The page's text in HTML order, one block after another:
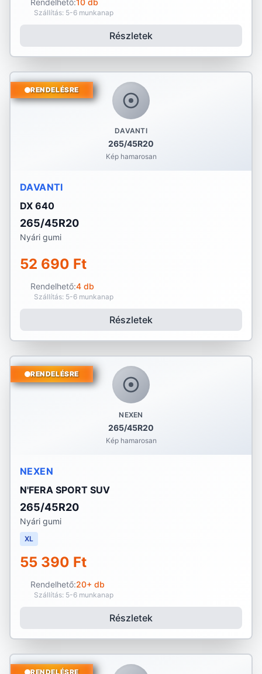
Rendelhető:10 db
Szállítás: 5-6 munkanap
Részletek
DAVANTI
265/45R20
Kép hamarosan
RENDELÉSRE
DAVANTI
DX 640
265/45R20
Nyári gumi
52 690 Ft
Rendelhető:4 db
Szállítás: 5-6 munkanap
Részletek
NEXEN
265/45R20
Kép hamarosan
RENDELÉSRE
NEXEN
N'FERA SPORT SUV
265/45R20
Nyári gumi
XL
55 390 Ft
Rendelhető:20+ db
Szállítás: 5-6 munkanap
Részletek
RENDELÉSRE